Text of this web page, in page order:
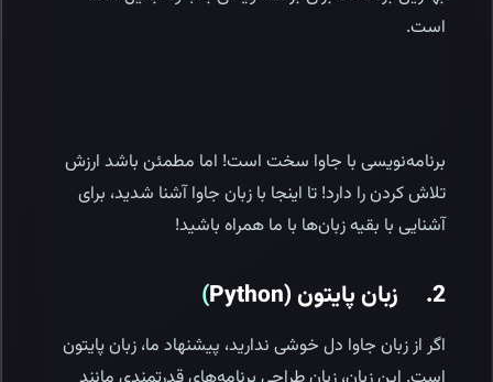
‌است.
برنامه‌نویسی با جاوا سخت است! اما مطمئن باشد ارزش
تلاش کردن را دارد! تا اینجا با زبان جاوا آشنا شدید، برای
آشنایی با بقیه زبان‌ها با ما همراه باشید!
2. زبان پایتون (Python )
اگر از زبان جاوا دل خوشی ندارید، پیشنهاد ما، زبان پایتون